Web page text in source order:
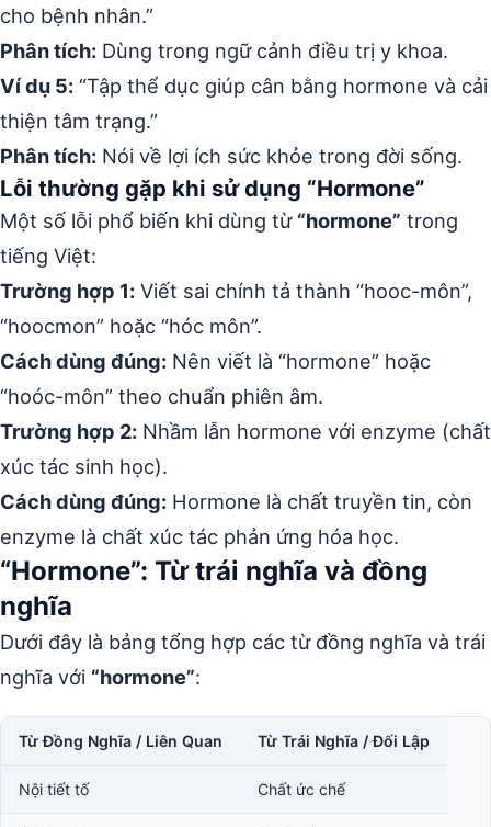
cho bệnh nhân.”
Phân tích: Dùng trong ngữ cảnh điều trị y khoa.
Ví dụ 5: “Tập thể dục giúp cân bằng hormone và cải
thiện tâm trạng.”
Phân tích: Nói về lợi ích sức khỏe trong đời sống.
Lỗi thường gặp khi sử dụng “Hormone”
Một số lỗi phổ biến khi dùng từ “hormone” trong
tiếng Việt:
Trường hợp 1: Viết sai chính tả thành “hooc-môn”,
“hoocmon” hoặc “hóc môn”.
Cách dùng đúng: Nên viết là “hormone” hoặc
“hoóc-môn” theo chuẩn phiên âm.
Trường hợp 2: Nhầm lẫn hormone với enzyme (chất
xúc tác sinh học).
Cách dùng đúng: Hormone là chất truyền tin, còn
enzyme là chất xúc tác phản ứng hóa học.
“Hormone”: Từ trái nghĩa và đồng
nghĩa
Dưới đây là bảng tổng hợp các từ đồng nghĩa và trái
nghĩa với “hormone”:
Từ Đồng Nghĩa / Liên Quan Từ Trái Nghĩa / Đối Lập
Nội tiết tố Chất ức chế